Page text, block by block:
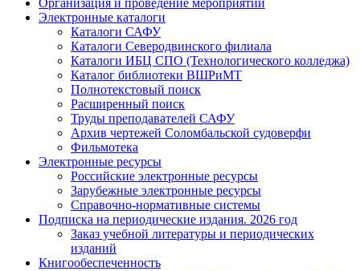
Организация и проведение мероприятий
Электронные каталоги
Каталоги САФУ
Каталоги Северодвинского филиала
Каталоги ИБЦ СПО (Технологического колледжа)
Каталог библиотеки ВШРиМТ
Полнотекстовый поиск
Расширенный поиск
Труды преподавателей САФУ
Архив чертежей Соломбальской судоверфи
Фильмотека
Электронные ресурсы
Российские электронные ресурсы
Зарубежные электронные ресурсы
Справочно-нормативные системы
Подписка на периодические издания. 2026 год
Заказ учебной литературы и периодических
изданий
Книгообеспеченность